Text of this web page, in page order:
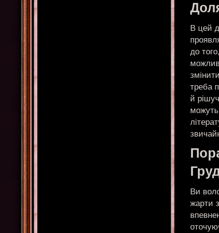
В цей
до
треба
й
можуть
Ви
жарти